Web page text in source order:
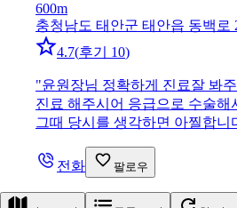
600m
충청남도 태안군 태안읍 동백로
4.7(후기 10)
"윤원장님 정확하게 진료잘 봐
진료 해주시어 응급으로 수술
그때 당시를 생각하면 아찔합
전화 팔로우